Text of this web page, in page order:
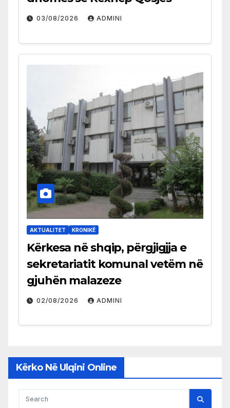
03/08/2026 ADMINI
AKTUALITET KRONIKË
Kërkesa në shqip, përgjigjja e
sekretariatit komunal vetëm në
gjuhën malazeze
02/08/2026 ADMINI
Kërko Në Ulqini Online